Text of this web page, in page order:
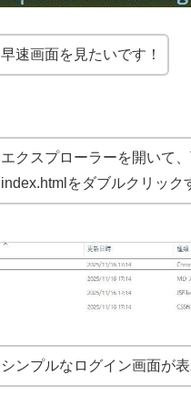
早速画面を見たいです！
エクスプローラーを開いて
index.htmlをダブルクリック
シンプルなログイン画面が